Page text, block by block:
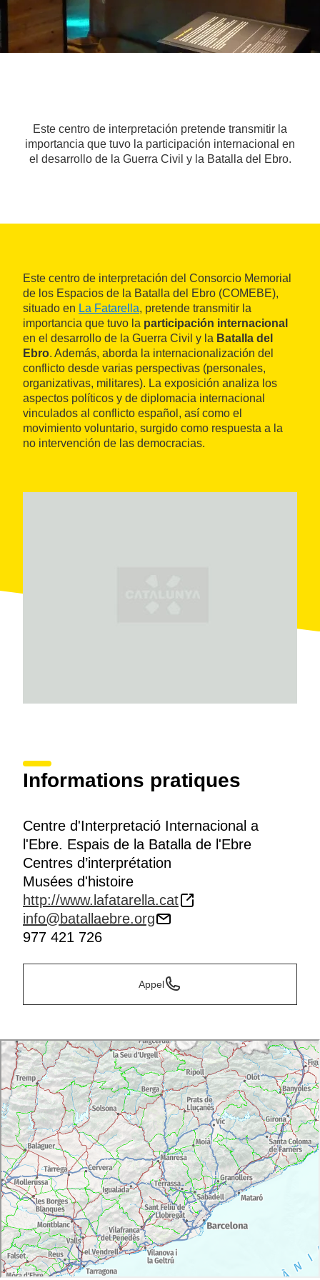
Este centro de interpretación pretende transmitir la
importancia que tuvo la participación internacional en
el desarrollo de la Guerra Civil y la Batalla del Ebro.
Este centro de interpretación del Consorcio Memorial
de los Espacios de la Batalla del Ebro (COMEBE),
situado en La Fatarella, pretende transmitir la
importancia que tuvo la participación internacional
en el desarrollo de la Guerra Civil y la Batalla del
Ebro. Además, aborda la internacionalización del
conflicto desde varias perspectivas (personales,
organizativas, militares). La exposición analiza los
aspectos políticos y de diplomacia internacional
vinculados al conflicto español, así como el
movimiento voluntario, surgido como respuesta a la
no intervención de las democracias.
Informations pratiques
Centre d'Interpretació Internacional a
l'Ebre. Espais de la Batalla de l'Ebre
Centres d’interprétation
Musées d'histoire
http://www.lafatarella.cat
info@batallaebre.org
977 421 726
Appel